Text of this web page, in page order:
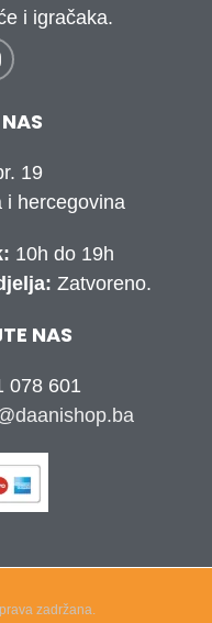
i igračaka.
19
i hercegovina
10h do 19h
Zatvoreno.
NAS
078 601
zadržana.